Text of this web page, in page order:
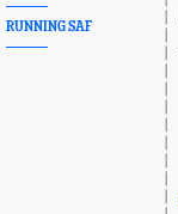
RUNNING SAF